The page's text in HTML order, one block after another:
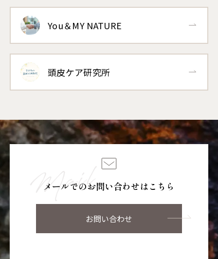
You＆MY NATURE
頭皮ケア研究所
メールでのお問い合わせはこちら
お問い合わせ